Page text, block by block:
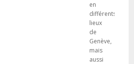
en
différents
lieux
de
Genève,
mais
aussi